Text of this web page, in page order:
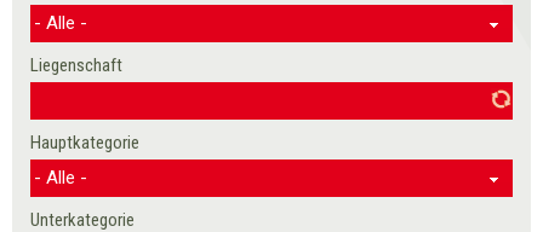
Liegenschaft
Hauptkategorie
Unterkategorie